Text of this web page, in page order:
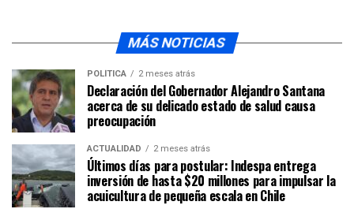
MÁS NOTICIAS
POLÍTICA 2 meses atrás
Declaración del Gobernador Alejandro Santana
acerca de su delicado estado de salud causa
preocupación
ACTUALIDAD 2 meses atrás
Últimos días para postular: Indespa entrega
inversión de hasta $20 millones para impulsar la
acuicultura de pequeña escala en Chile